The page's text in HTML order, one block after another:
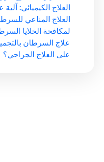
العلاج الكيميائي:
العلاج المناعي
لمكافحة الخلايا
علاج السرطان
على العلاج الجراحي؟